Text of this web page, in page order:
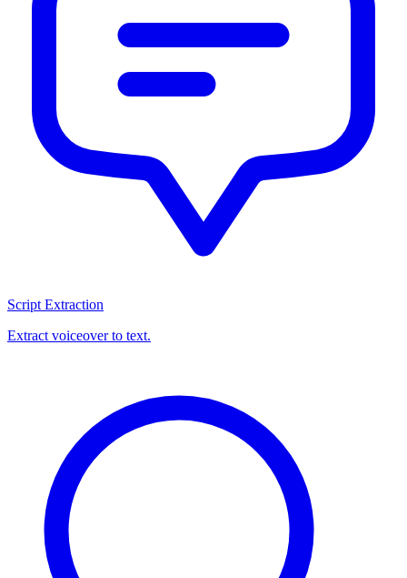
Script Extraction
Extract voiceover to text.